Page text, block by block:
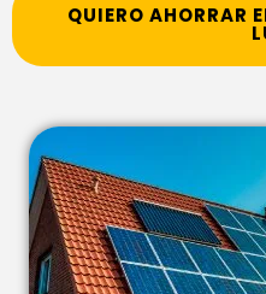
QUIERO AHORRAR